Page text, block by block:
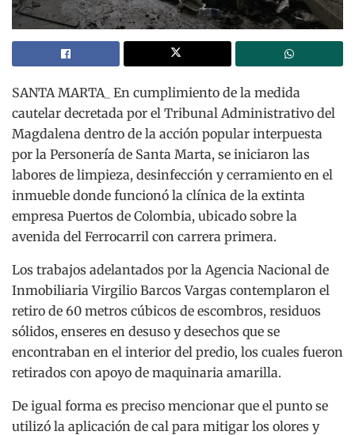
SANTA MARTA_ En cumplimiento de la medida
cautelar decretada por el Tribunal Administrativo del
Magdalena dentro de la acción popular interpuesta
por la Personería de Santa Marta, se iniciaron las
labores de limpieza, desinfección y cerramiento en el
inmueble donde funcionó la clínica de la extinta
empresa Puertos de Colombia, ubicado sobre la
avenida del Ferrocarril con carrera primera.
Los trabajos adelantados por la Agencia Nacional de
Inmobiliaria Virgilio Barcos Vargas contemplaron el
retiro de 60 metros cúbicos de escombros, residuos
sólidos, enseres en desuso y desechos que se
encontraban en el interior del predio, los cuales fueron
retirados con apoyo de maquinaria amarilla.
De igual forma es preciso mencionar que el punto se
utilizó la aplicación de cal para mitigar los olores y